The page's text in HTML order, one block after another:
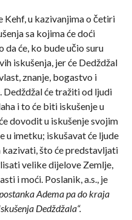
Kehf, u kazivanjima o četiri
sa kojima će doći
da će, ko bude učio suru
iskušenja, jer će Dedždžal
znanje, bogastvo i
Dedždžal će tražiti od ljudi
i to će biti iskušenje u
dovodit u iskušenje svojim
u imetku; iskušavat će ljude
kazivati, što će predstavljati
velike dijelove Zemlje,
i moći. Poslanik, a.s., je
postanka Adema pa do kraja
Dedždžala“.